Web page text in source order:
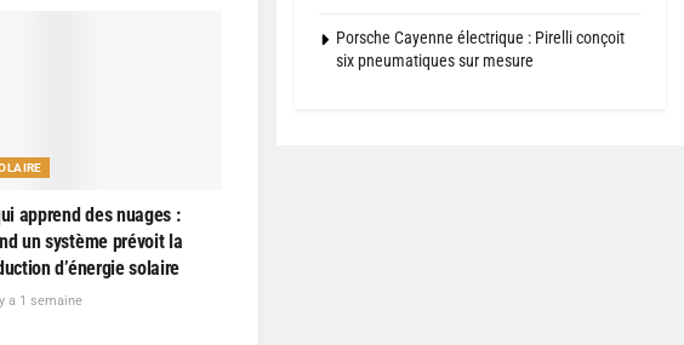
apprend des nuages :
un système prévoit la
d’énergie solaire
a 1 semaine
Porsche Cayenne électrique : Pirelli conçoit
six pneumatiques sur mesure